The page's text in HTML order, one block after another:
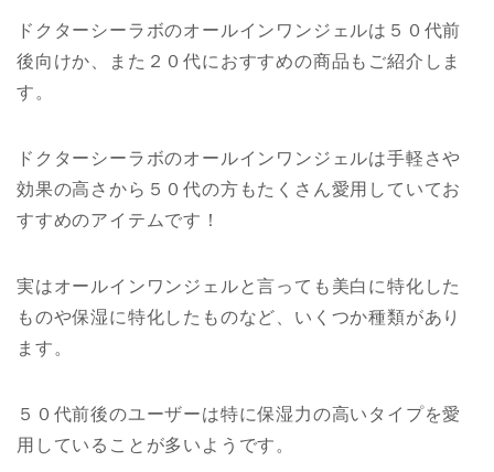
ドクターシーラボのオールインワンジェルは５０代前
後向けか、また２０代におすすめの商品もご紹介しま
す。
ドクターシーラボのオールインワンジェルは手軽さや
効果の高さから５０代の方もたくさん愛用していてお
すすめのアイテムです！
実はオールインワンジェルと言っても美白に特化した
ものや保湿に特化したものなど、いくつか種類があり
ます。
５０代前後のユーザーは特に保湿力の高いタイプを愛
用していることが多いようです。